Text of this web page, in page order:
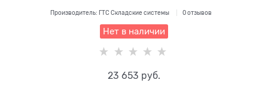
Производитель: ГТС Складские системы 0 отзывов
Нет в наличии
23 653 руб.